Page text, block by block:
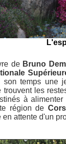
de Bruno
son temps une
trouvent les
à
région de
en attente d'un